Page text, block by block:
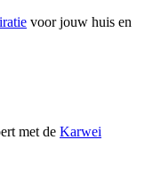
voor jouw huis en
met de Karwei